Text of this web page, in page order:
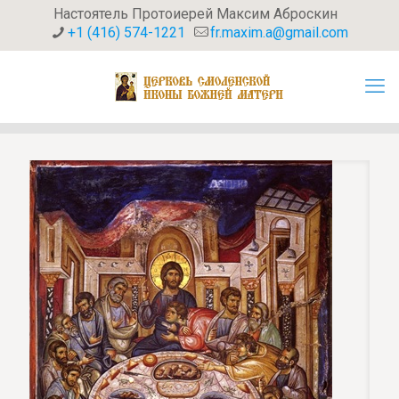
Настоятель Протоиерей Максим Аброскин
+1 (416) 574-1221
fr.maxim.a@gmail.com